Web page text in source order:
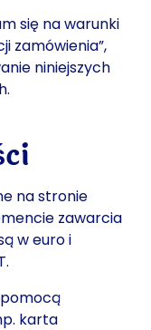
się na warunki
zamówienia”,
niniejszych
na stronie
zawarcia
w euro i
pomocą
karta